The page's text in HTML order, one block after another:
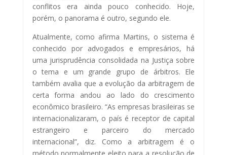
conflitos era ainda pouco conhecido. Hoje,
porém, o panorama é outro, segundo ele.
Atualmente, como afirma Martins, o sistema é
conhecido por advogados e empresários, há
uma jurisprudência consolidada na Justiça sobre
o tema e um grande grupo de árbitros. Ele
também avalia que a evolução da arbitragem de
certa forma andou ao lado do crescimento
econômico brasileiro. “As empresas brasileiras se
internacionalizaram, o país é receptor de capital
estrangeiro e parceiro do mercado
internacional”, diz. Como a arbitragem é o